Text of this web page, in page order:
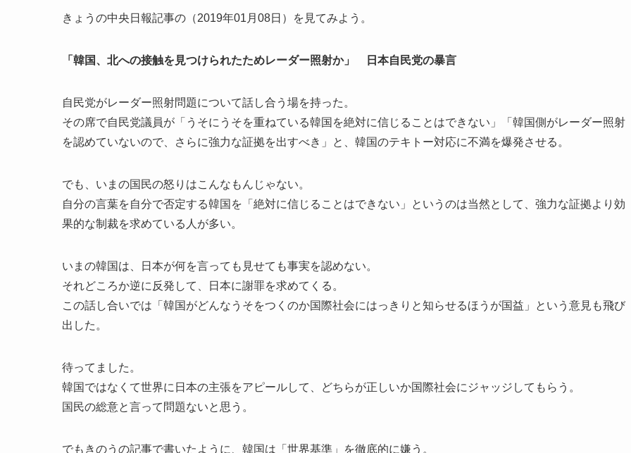
きょうの中央日報記事の（2019年01月08日）を見てみよう。
「韓国、北への接触を見つけられたためレーダー照射か」 日本自民党の暴言
自民党がレーダー照射問題について話し合う場を持った。
その席で自民党議員が「うそにうそを重ねている韓国を絶対に信じることはできない」「韓国側がレーダー照射
を認めていないので、さらに強力な証拠を出すべき」と、韓国のテキトー対応に不満を爆発させる。
でも、いまの国民の怒りはこんなもんじゃない。
自分の言葉を自分で否定する韓国を「絶対に信じることはできない」というのは当然として、強力な証拠より効
果的な制裁を求めている人が多い。
いまの韓国は、日本が何を言っても見せても事実を認めない。
それどころか逆に反発して、日本に謝罪を求めてくる。
この話し合いでは「韓国がどんなうそをつくのか国際社会にはっきりと知らせるほうが国益」という意見も飛び
出した。
待ってました。
韓国ではなくて世界に日本の主張をアピールして、どちらが正しいか国際社会にジャッジしてもらう。
国民の総意と言って問題ないと思う。
でもきのうの記事で書いたように、韓国は「世界基準」を徹底的に嫌う。